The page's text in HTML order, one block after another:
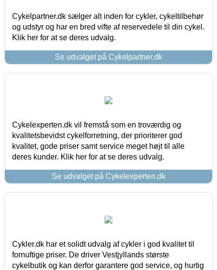
Cykelpartner.dk sælger alt inden for cykler, cykeltilbehør
og udstyr og har en bred vifte af reservedele til din cykel.
Klik her for at se deres udvalg.
Se udvalget på Cykelpartner.dk
Cykelexperten.dk vil fremstå som en troværdig og
kvalitetsbevidst cykelforretning, der prioriterer god
kvalitet, gode priser samt service meget højt til alle
deres kunder. Klik her for at se deres udvalg.
Se udvalget på Cykelexperten.dk
Cykler.dk har et solidt udvalg af cykler i god kvalitet til
fornuftige priser. De driver Vestjyllands største
cykelbutik og kan derfor garantere god service, og hurtig